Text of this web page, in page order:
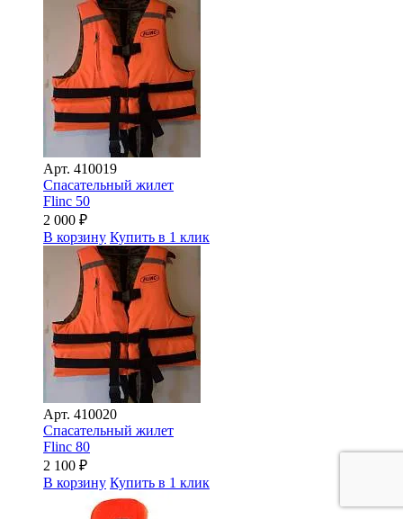
Арт. 410019
Спасательный жилет
Flinc 50
2 000 ₽
В корзину Купить в 1 клик
Арт. 410020
Спасательный жилет
Flinc 80
2 100 ₽
В корзину Купить в 1 клик